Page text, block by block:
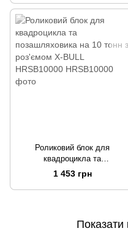
Роликовий блок для
квадроцикла та
позашляховика на 10 тонн з
роз'ємом X-BULL HRSB10000
1 453 грн
Показати